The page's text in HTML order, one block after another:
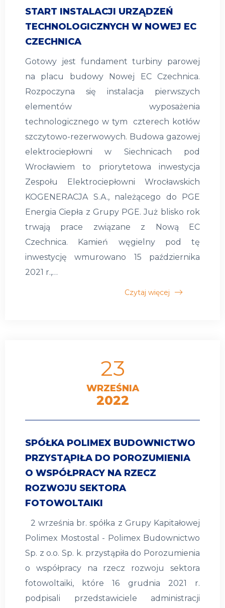
START INSTALACJI URZĄDZEŃ
TECHNOLOGICZNYCH W NOWEJ EC
CZECHNICA
Gotowy jest fundament turbiny parowej
na placu budowy Nowej EC Czechnica.
Rozpoczyna się instalacja pierwszych
elementów wyposażenia
technologicznego w tym czterech kotłów
szczytowo-rezerwowych. Budowa gazowej
elektrociepłowni w Siechnicach pod
Wrocławiem to priorytetowa inwestycja
Zespołu Elektrociepłowni Wrocławskich
KOGENERACJA S.A., należącego do PGE
Energia Ciepła z Grupy PGE. Już blisko rok
trwają prace związane z Nową EC
Czechnica. Kamień węgielny pod tę
inwestycję wmurowano 15 października
2021 r.,…
Czytaj więcej
23
WRZEŚNIA
2022
SPÓŁKA POLIMEX BUDOWNICTWO
PRZYSTĄPIŁA DO POROZUMIENIA
O WSPÓŁPRACY NA RZECZ
ROZWOJU SEKTORA
FOTOWOLTAIKI
2 września br. spółka z Grupy Kapitałowej
Polimex Mostostal - Polimex Budownictwo
Sp. z o.o. Sp. k. przystąpiła do Porozumienia
o współpracy na rzecz rozwoju sektora
fotowoltaiki, które 16 grudnia 2021 r.
podpisali przedstawiciele administracji